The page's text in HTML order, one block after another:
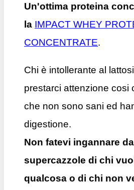
Un'ottima proteina
la IMPACT WHEY
CONCENTRATE.
Chi è intollerante al
prestarci attenzione cosi
che non sono sani ed
digestione.
Non fatevi ingannare
supercazzole di chi
qualcosa o di chi non